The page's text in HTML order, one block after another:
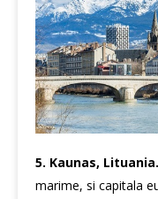
5. Kaunas, Lituania.
marime, si capitala